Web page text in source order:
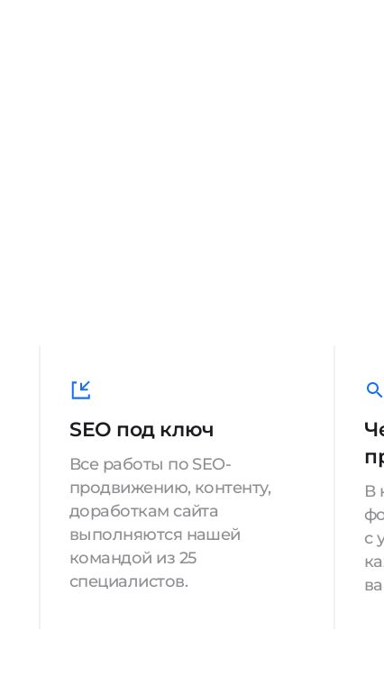
SEO под ключ
Все работы по SEO-
продвижению, контенту,
доработкам сайта
выполняются нашей
командой из 25
специалистов.
В
с